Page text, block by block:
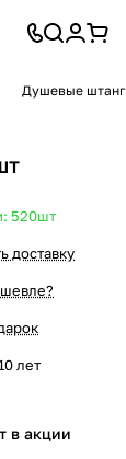
Душевые
520шт
доставку
лет
в акции